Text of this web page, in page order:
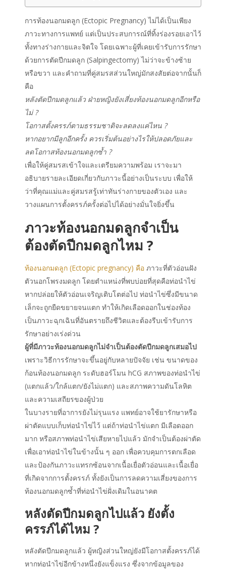
การท้องนอกมดลูก (Ectopic Pregnancy) ไม่ได้เป็นเพียง
ภาวะทางการแพทย์ แต่เป็นประสบการณ์ที่ทิ้งร่องรอยเอาไว้
ทั้งทางร่างกายและจิตใจ โดยเฉพาะผู้ที่เคยเข้ารับการรักษา
ด้วยการตัดปีกมดลูก (Salpingectomy) ไม่ว่าจะข้างซ้าย
หรือขวา และคำถามที่คู่สมรสส่วนใหญ่มักสงสัยต่อจากนั้นก็
คือ
หลังตัดปีกมดลูกแล้ว ฝ่ายหญิงยังเสี่ยงท้องนอกมดลูกอีกหรือ
ไม่ ?
โอกาสตั้งครรภ์ตามธรรมชาติจะลดลงแค่ไหน ?
หากอยากมีลูกอีกครั้ง ควรเริ่มต้นอย่างไรให้ปลอดภัยและ
ลดโอกาสท้องนอกมดลูกซ้ำ ?
เพื่อให้คู่สมรสเข้าใจและเตรียมความพร้อม เราจะมา
อธิบายรายละเอียดเกี่ยวกับภาวะนี้อย่างเป็นระบบ เพื่อให้
ว่าที่คุณแม่และคู่สมรสรู้เท่าทันร่างกายของตัวเอง และ
วางแผนการตั้งครรภ์ครั้งต่อไปได้อย่างมั่นใจยิ่งขึ้น
ภาวะท้องนอกมดลูกจำเป็น
ต้องตัดปีกมดลูกไหม ?
ท้องนอกมดลูก (Ectopic pregnancy) คือ ภาวะที่ตัวอ่อนฝัง
ตัวนอกโพรงมดลูก โดยตำแหน่งที่พบบ่อยที่สุดคือท่อนำไข่
หากปล่อยให้ตัวอ่อนเจริญเติบโตต่อไป ท่อนำไข่ซึ่งมีขนาด
เล็กจะถูกยืดขยายจนแตก ทำให้เกิดเลือดออกในช่องท้อง
เป็นภาวะฉุกเฉินที่อันตรายถึงชีวิตและต้องรีบเข้ารับการ
รักษาอย่างเร่งด่วน
ผู้ที่มีภาวะท้องนอกมดลูกไม่จำเป็นต้องตัดปีกมดลูกเสมอไป
เพราะวิธีการรักษาจะขึ้นอยู่กับหลายปัจจัย เช่น ขนาดของ
ก้อนท้องนอกมดลูก ระดับฮอร์โมน hCG สภาพของท่อนำไข่
(แตกแล้ว/ใกล้แตก/ยังไม่แตก) และสภาพความดันโลหิต
และความเสถียรของผู้ป่วย
ในบางรายที่อาการยังไม่รุนแรง แพทย์อาจใช้ยารักษาหรือ
ผ่าตัดแบบเก็บท่อนำไข่ไว้ แต่ถ้าท่อนำไข่แตก มีเลือดออก
มาก หรือสภาพท่อนำไข่เสียหายไปแล้ว มักจำเป็นต้องผ่าตัด
เพื่อเอาท่อนำไข่ในข้างนั้น ๆ ออก เพื่อควบคุมการตกเลือด
และป้องกันภาวะแทรกซ้อนจากเนื้อเยื่อตัวอ่อนและเนื้อเยื่อ
ที่เกิดจากการตั้งครรภ์ ทั้งยังเป็นการลดความเสี่ยงของการ
ท้องนอกมดลูกซ้ำที่ท่อนำไข่ฝั่งเดิมในอนาคต
หลังตัดปีกมดลูกไปแล้ว ยังตั้ง
ครรภ์ได้ไหม ?
หลังตัดปีกมดลูกแล้ว ผู้หญิงส่วนใหญ่ยังมีโอกาสตั้งครรภ์ได้
หากท่อนำไข่อีกข้างหนึ่งยังแข็งแรง ซึ่งจากข้อมูลของ